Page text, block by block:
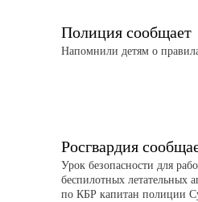
Полиция сообщает
Напомнили детям о
Росгвардия
Урок безопасности для
беспилотных летательных
по КБР капитан полиции